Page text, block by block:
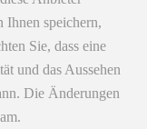
Ihnen speichern,
Sie, dass eine
und das Aussehen
Die Änderungen